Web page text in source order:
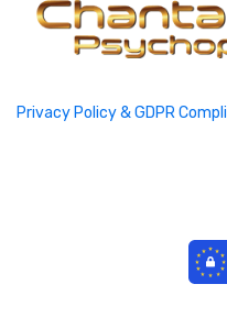
Privacy Policy & GDPR